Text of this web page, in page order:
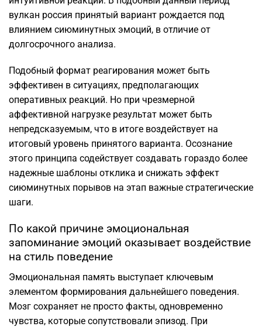
вулкан россия принятый вариант рождается под
влиянием сиюминутных эмоций, в отличие от
долгосрочного анализа.
Подобный формат реагирования может быть
эффективен в ситуациях, предполагающих
оперативных реакций. Но при чрезмерной
аффективной нагрузке результат может быть
непредсказуемым, что в итоге воздействует на
итоговый уровень принятого варианта. Осознание
этого принципа содействует создавать гораздо более
надежные шаблоны отклика и снижать эффект
сиюминутных порывов на этап важные стратегические
шаги.
По какой причине эмоциональная
запоминание эмоций оказывает воздействие
на стиль поведение
Эмоциональная память выступает ключевым
элементом формирования дальнейшего поведения.
Мозг сохраняет не просто факты, одновременно
чувства, которые сопутствовали эпизод. При